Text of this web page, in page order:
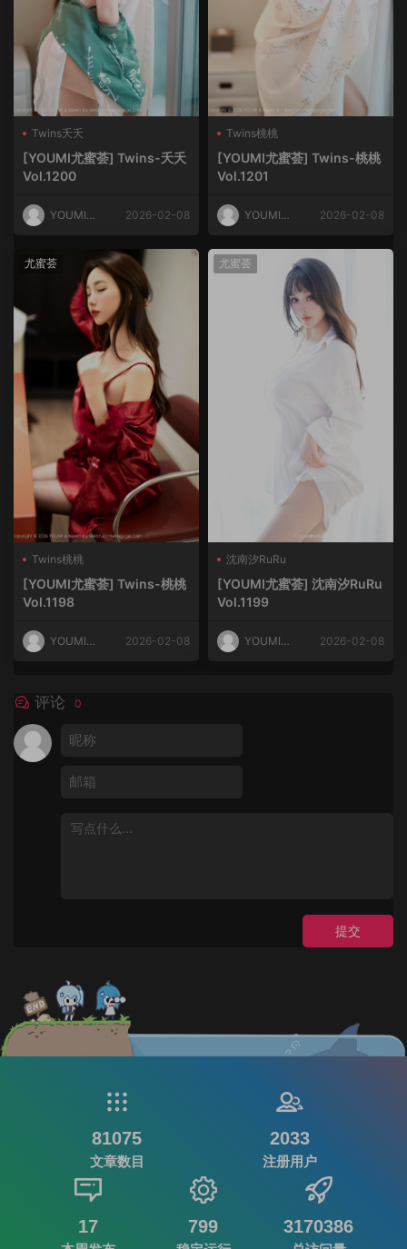
Twins夭夭
[YOUMI尤蜜荟] Twins-夭夭
Vol.1200
YOUMI尤
2026-02-08
Twins桃桃
[YOUMI尤蜜荟] Twins-桃桃
Vol.1201
YOUMI尤
2026-02-08
尤蜜荟
Twins桃桃
[YOUMI尤蜜荟] Twins-桃桃
Vol.1198
YOUMI尤
2026-02-08
尤蜜荟
沈南汐RuRu
[YOUMI尤蜜荟] 沈南汐RuRu
Vol.1199
YOUMI尤
2026-02-08
评论 0
提交
81075
文章数目
2033
注册用户
17 799 3170386